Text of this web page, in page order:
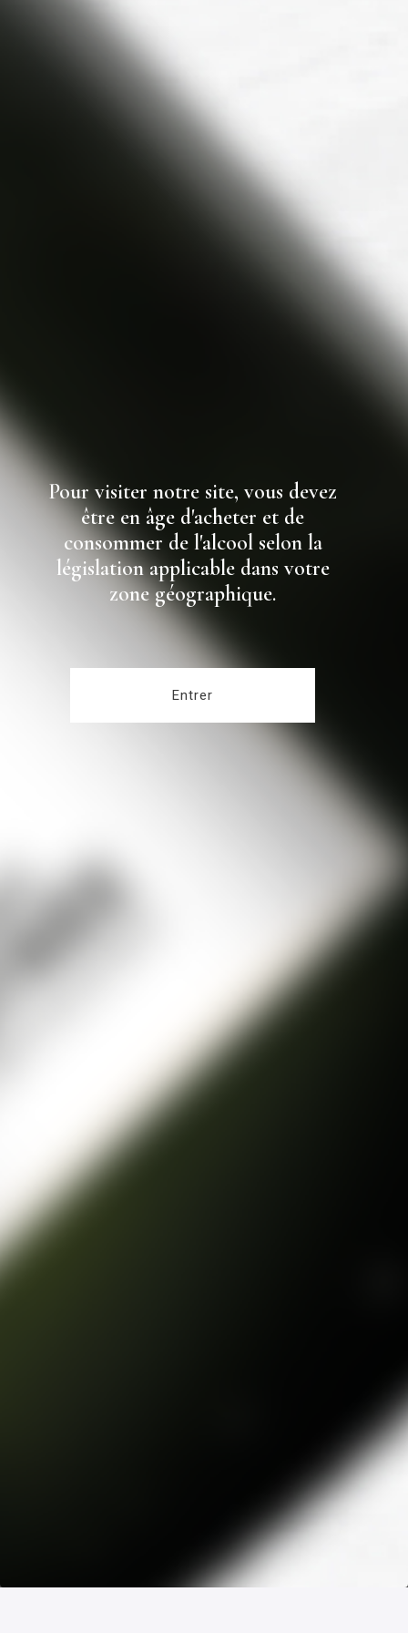
Pour visiter notre site, vous devez
être en âge d'acheter et de
consommer de l'alcool selon la
législation applicable dans votre
zone géographique.
Entrer